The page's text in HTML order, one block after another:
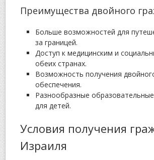
Преимущества двойного
Больше возможностей для
за границей.
Доступ к медицинским и
обеих странах.
Возможность получения
обеспечения.
Разнообразные
для детей.
Условия получения
Израиля